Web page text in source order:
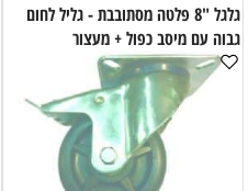
גלגל "8 פלטה מסתובבת - גליל לחום
גבוה עם מיסב כפול + מעצור